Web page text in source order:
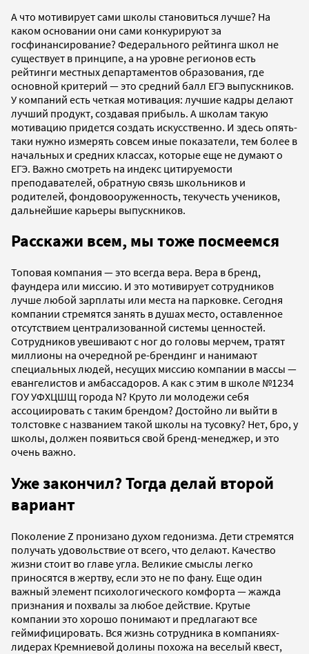
А что мотивирует сами школы становиться лучше? На
каком основании они сами конкурируют за
госфинансирование? Федерального рейтинга школ не
существует в принципе, а на уровне регионов есть
рейтинги местных департаментов образования, где
основной критерий — это средний балл ЕГЭ выпускников.
У компаний есть четкая мотивация: лучшие кадры делают
лучший продукт, создавая прибыль. А школам такую
мотивацию придется создать искусственно. И здесь опять-
таки нужно измерять совсем иные показатели, тем более в
начальных и средних классах, которые еще не думают о
ЕГЭ. Важно смотреть на индекс цитируемости
преподавателей, обратную связь школьников и
родителей, фондовооруженность, текучесть учеников,
дальнейшие карьеры выпускников.
Расскажи всем, мы тоже посмеемся
Топовая компания — это всегда вера. Вера в бренд,
фаундера или миссию. И это мотивирует сотрудников
лучше любой зарплаты или места на парковке. Сегодня
компании стремятся занять в душах место, оставленное
отсутствием централизованной системы ценностей.
Сотрудников увешивают с ног до головы мерчем, тратят
миллионы на очередной ре-брендинг и нанимают
специальных людей, несущих миссию компании в массы —
евангелистов и амбассадоров. А как с этим в школе №1234
ГОУ УФХЦШЩ города N? Круто ли молодежи себя
ассоциировать с таким брендом? Достойно ли выйти в
толстовке с названием такой школы на тусовку? Нет, бро, у
школы, должен появиться свой бренд-менеджер, и это
очень важно.
Уже закончил? Тогда делай второй
вариант
Поколение Z пронизано духом гедонизма. Дети стремятся
получать удовольствие от всего, что делают. Качество
жизни стоит во главе угла. Великие смыслы легко
приносятся в жертву, если это не по фану. Еще один
важный элемент психологического комфорта — жажда
признания и похвалы за любое действие. Крутые
компании это хорошо понимают и предлагают все
геймифицировать. Вся жизнь сотрудника в компаниях-
лидерах Кремниевой долины похожа на веселый квест,